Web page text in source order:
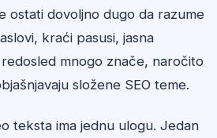
ostati dovoljno dugo da razume
kraći pasusi, jasna
mnogo znače, naročito
složene SEO teme.
teksta ima jednu ulogu. Jedan